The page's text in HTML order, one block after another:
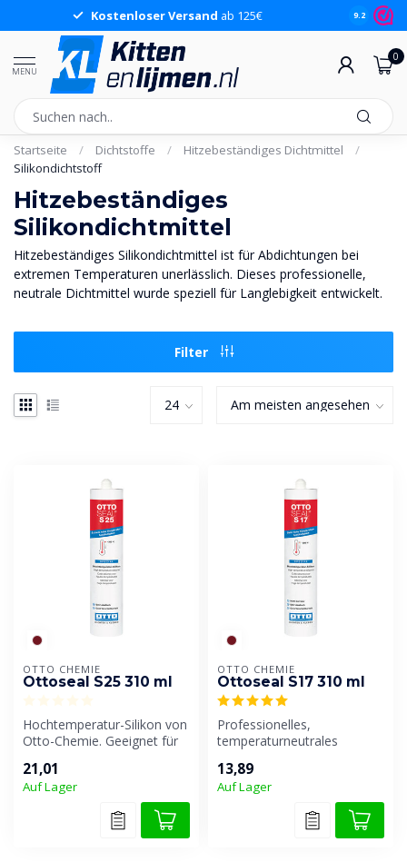
Kostenloser Versand ab 125€ 9.2
MENU
0
Startseite / Dichtstoffe / Hitzebeständiges Dichtmittel
/
Silikondichtstoff
Hitzebeständiges
Silikondichtmittel
Hitzebeständiges Silikondichtmittel ist für Abdichtungen bei
extremen Temperaturen unerlässlich. Dieses professionelle,
neutrale Dichtmittel wurde speziell für Langlebigkeit entwickelt.
Filter
OTTO CHEMIE
Ottoseal S25 310 ml
Hochtemperatur-Silikon von
Otto-Chemie. Geeignet für
Außenbereich...
21,01
Auf Lager
OTTO CHEMIE
Ottoseal S17 310 ml
Professionelles,
temperaturneutrales
Otto-Chemie. Gee...
13,89
Auf Lager